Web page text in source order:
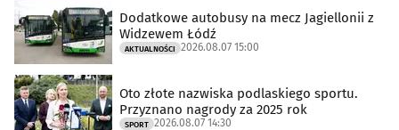
Dodatkowe autobusy na mecz Jagiellonii z
Widzewem Łódź
AKTUALNOŚCI 2026.08.07 15:00
Oto złote nazwiska podlaskiego sportu.
Przyznano nagrody za 2025 rok
SPORT 2026.08.07 14:30